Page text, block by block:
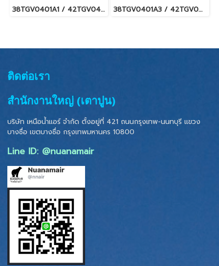
38TGV0401A1 / 42TGV0401CP แอร์แคเรียร์ รุ่นแขวนใต้ฝ้า ระบบอินเวอร์เตอร์ Carrier Under Ceiling Type Inverter น้ำยา R32 (220V.) พร้อมบริการติดตั้ง 38TGV0401A3 / 42TGV0401CP แอร์แคเรียร์ รุ่นแขวนใต้ฝ้า ระบบอินเวอร์เตอร์ Carrier Under Ceiling Type Inverter น้ำยา R32 (380V./ไฟ 3 เฟส) พร้อมบริการติดตั้ง
ติดต่อเรา
สำนักงานใหญ่ (เตาปูน)
บริษัท เหนือน้ำแอร์ จำกัด ตั้งอยู่ที่ 421 ถนนกรุงเทพ-นนทบุรี แขวง
บางซื่อ เขตบางซื่อ กรุงเทพมหานคร 10800
Line ID: @nuanamair